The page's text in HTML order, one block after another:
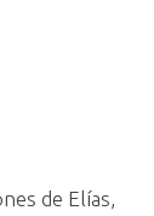
de Elías,